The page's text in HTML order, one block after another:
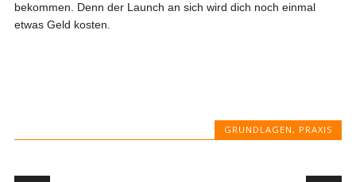
bekommen. Denn der Launch an sich wird dich noch einmal
etwas Geld kosten.
GRUNDLAGEN, PRAXIS